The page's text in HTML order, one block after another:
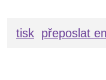
tisk přeposlat